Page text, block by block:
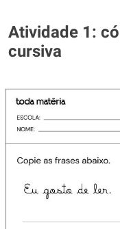
Atividade 1:
cursiva